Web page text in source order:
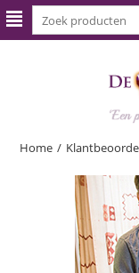
Home /